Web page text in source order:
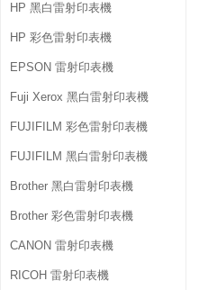
HP 黑白雷射印表機
HP 彩色雷射印表機
EPSON 雷射印表機
Fuji Xerox 黑白雷射印表機
FUJIFILM 彩色雷射印表機
FUJIFILM 黑白雷射印表機
Brother 黑白雷射印表機
Brother 彩色雷射印表機
CANON 雷射印表機
RICOH 雷射印表機